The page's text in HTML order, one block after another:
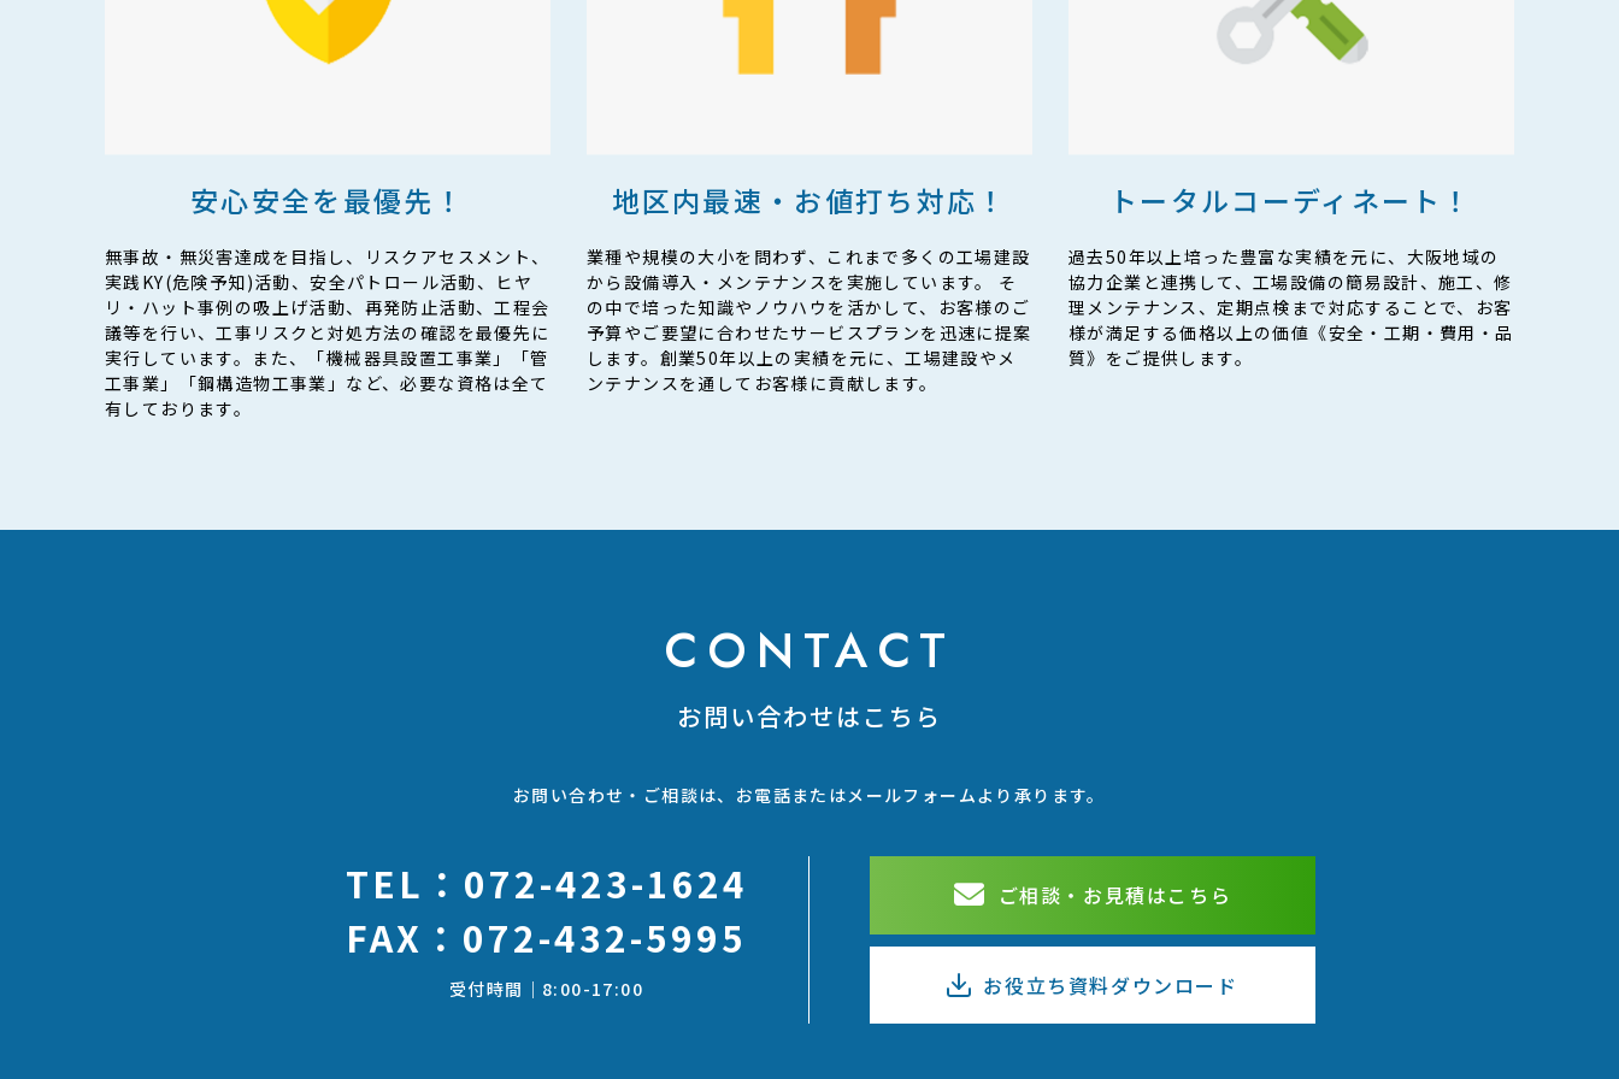
安心安全を最優先！
無事故・無災害達成を目指し、リスクアセスメント、
実践KY(危険予知)活動、安全パトロール活動、ヒヤ
リ・ハット事例の吸上げ活動、再発防止活動、工程会
議等を行い、工事リスクと対処方法の確認を最優先に
実行しています。また、「機械器具設置工事業」「管
工事業」「鋼構造物工事業」など、必要な資格は全て
有しております。
地区内最速・ お値打ち対応！
業種や規模の大小を問わず、これまで多くの工場建設
から設備導入・メンテナンスを実施しています。 そ
の中で培った知識やノウハウを活かして、お客様のご
予算やご要望に合わせたサービスプランを迅速に提案
します。創業50年以上の実績を元に、工場建設やメ
ンテナンスを通してお客様に貢献します。
トータルコーディネート！
過去50年以上培った豊富な実績を元に、大阪地域の
協力企業と連携して、工場設備の簡易設計、施工、修
理メンテナンス、定期点検まで対応することで、お客
様が満足する価格以上の価値《安全・工期・費用・品
質》をご提供します。
CONTACT
お問い合わせはこちら
お問い合わせ・ご相談は、お電話またはメールフォームより承ります。
TEL：072-423-1624
FAX：072-432-5995
受付時間｜8:00-17:00
ご相談・お見積はこちら
お役立ち資料ダウンロード